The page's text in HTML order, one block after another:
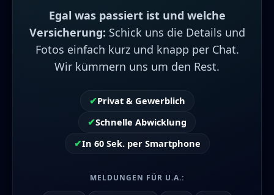
Egal was passiert ist und welche
Versicherung: Schick uns die Details und
Fotos einfach kurz und knapp per Chat. Wir
kümmern uns um den Rest.
✔Privat & Gewerblich
✔Schnelle Abwicklung
✔In 60 Sek. per Smartphone
MELDUNGEN FÜR U.A.: